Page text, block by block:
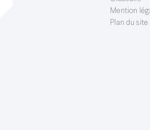
Mention
Plan du site